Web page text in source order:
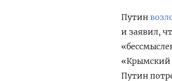
Путин
и заявил,
«Крымский
Путин